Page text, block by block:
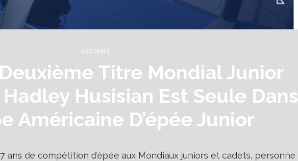
ESCRIME
Titre Mondial Junior
Husisian Est Seule Dans
Américaine D’épée Junior
ans de compétition d’épée aux Mondiaux juniors et cadets, personne